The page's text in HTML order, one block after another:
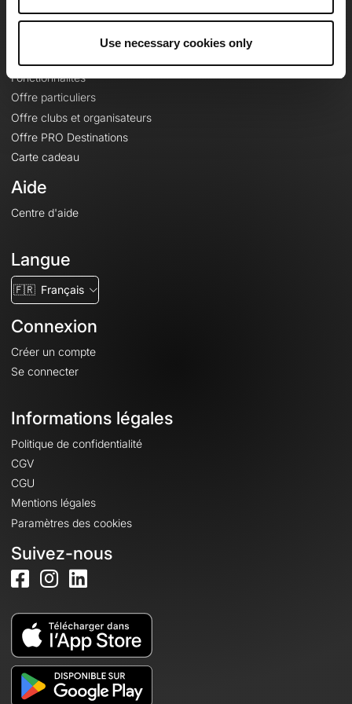
Use necessary cookies only
Fonctionnalités
Offre particuliers
Offre clubs et organisateurs
Offre PRO Destinations
Carte cadeau
Aide
Centre d'aide
Langue
🇫🇷 Français
Connexion
Créer un compte
Se connecter
Informations légales
Politique de confidentialité
CGV
CGU
Mentions légales
Paramètres des cookies
Suivez-nous